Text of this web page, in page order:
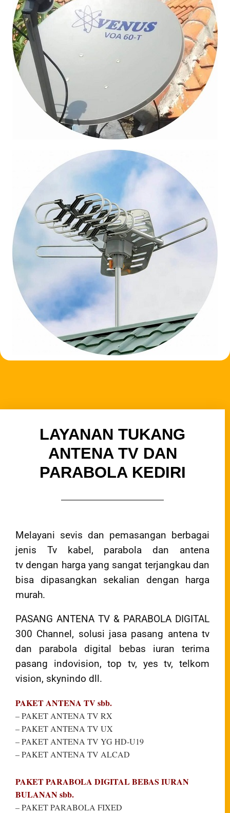
LAYANAN TUKANG
ANTENA TV DAN
PARABOLA KEDIRI
Melayani sevis dan pemasangan berbagai
jenis Tv kabel, parabola dan antena
tv dengan harga yang sangat terjangkau dan
bisa dipasangkan sekalian dengan harga
murah.
PASANG ANTENA TV & PARABOLA DIGITAL
300 Channel, solusi jasa pasang antena tv
dan parabola digital bebas iuran terima
pasang indovision, top tv, yes tv, telkom
vision, skynindo dll.
PAKET ANTENA TV sbb.
– PAKET ANTENA TV RX
– PAKET ANTENA TV UX
– PAKET ANTENA TV YG HD-U19
– PAKET ANTENA TV ALCAD
PAKET PARABOLA DIGITAL BEBAS IURAN
BULANAN sbb.
– PAKET PARABOLA FIXED